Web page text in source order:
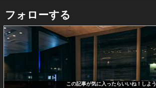
フォローする
この記事が気に入ったらいいね！しよう